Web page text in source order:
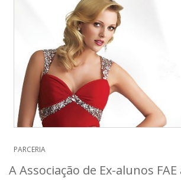
PARCERIA
A Associação de Ex-alunos